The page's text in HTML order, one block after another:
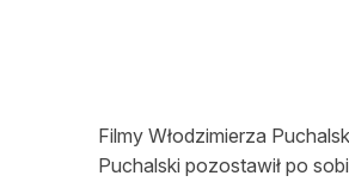
Filmy Włodzimierza
Puchalski pozostawił po